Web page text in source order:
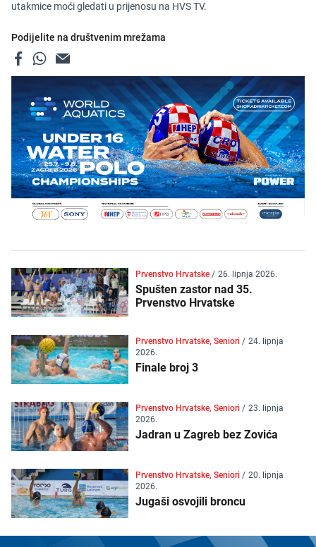
utakmice moći gledati u prijenosu na HVS TV.
Podijelite na društvenim mrežama
Prvenstvo Hrvatske/ 26. lipnja 2026.
Spušten zastor nad 35.
Prvenstvo Hrvatske
Prvenstvo Hrvatske, Seniori/ 24. lipnja
2026.
Finale broj 3
Prvenstvo Hrvatske, Seniori/ 23. lipnja
2026.
Jadran u Zagreb bez Zovića
Prvenstvo Hrvatske, Seniori/ 20. lipnja
2026.
Jugaši osvojili broncu